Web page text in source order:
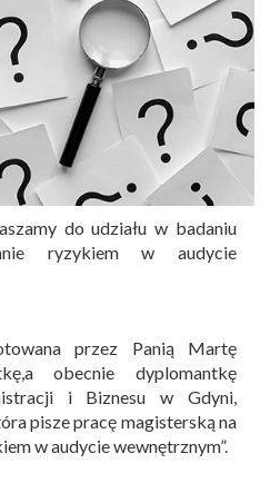
do udziału w badaniu
ryzykiem w audycie
przez Panią Martę
obecnie dyplomantkę
i Biznesu w Gdyni,
pisze pracę magisterską na
w audycie wewnętrznym”.